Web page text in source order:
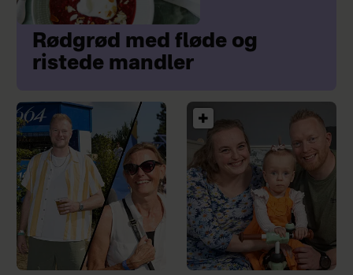
Rødgrød med fløde og
ristede mandler